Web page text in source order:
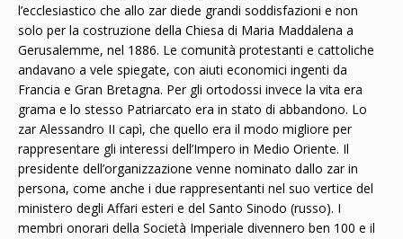
l’ecclesiastico che allo zar diede grandi soddisfazioni e non
solo per la costruzione della Chiesa di Maria Maddalena a
Gerusalemme, nel 1886. Le comunità protestanti e cattoliche
andavano a vele spiegate, con aiuti economici ingenti da
Francia e Gran Bretagna. Per gli ortodossi invece la vita era
grama e lo stesso Patriarcato era in stato di abbandono. Lo
zar Alessandro II capì, che quello era il modo migliore per
rappresentare gli interessi dell’Impero in Medio Oriente. Il
presidente dell’organizzazione venne nominato dallo zar in
persona, come anche i due rappresentanti nel suo vertice del
ministero degli Affari esteri e del Santo Sinodo (russo). I
membri onorari della Società Imperiale divennero ben 100 e il